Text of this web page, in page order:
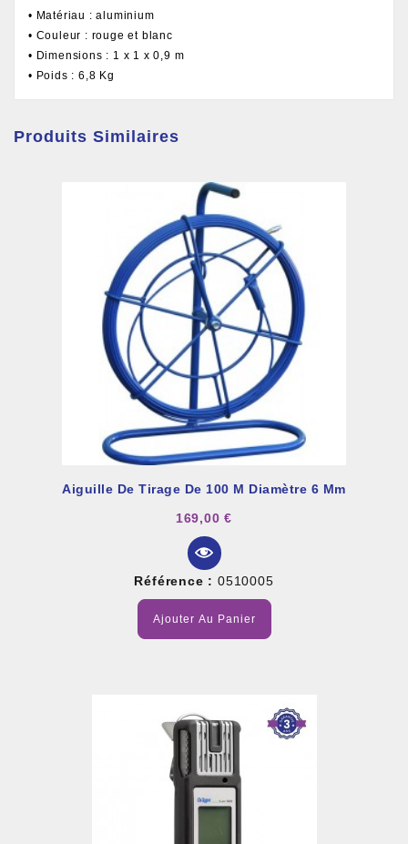
• Matériau : aluminium
• Couleur : rouge et blanc
• Dimensions : 1 x 1 x 0,9 m
• Poids : 6,8 Kg
Produits Similaires
Aiguille De Tirage De 100 M Diamètre 6 Mm
169,00 €
Référence : 0510005
Ajouter Au Panier